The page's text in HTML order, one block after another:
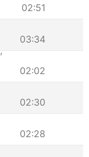
02:51
03:34
,
02:02
02:30
02:28